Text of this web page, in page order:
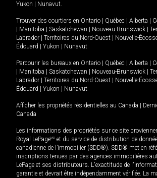
Yukon
Nunavut.
Trouver des courtiers en Ontario Québec Alberta
Manitoba Saskatchewan Nouveau-Brunswick
Labrador
Territoires du Nord-Ouest Nouvelle-
Édouard
Yukon Nunavut
Parcourir les bureaux en Ontario Québec Alberta
Manitoba Saskatchewan Nouveau-Brunswick
Labrador
Territoires du Nord-Ouest Nouvelle-
Édouard
Yukon Nunavut
Afficher les propriétés résidentielles au Canada
Canada
Les informations des propriétés sur ce site
Royal LePageMD et du service de distribution de
canadienne de l’immobilier (SDD®). SDD® met en
inscriptions tenues par des agences immobilières
LePage et ses distributeurs. L'exactitude de
garantie et devrait être indépendamment vérifiée. La